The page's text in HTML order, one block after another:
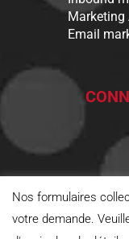
Marketing
Email
Nos formulaires
votre demande.